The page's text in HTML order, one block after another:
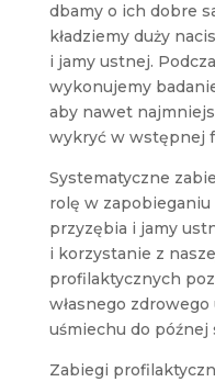
dbamy o ich dobre
kładziemy duży
i jamy ustnej.
wykonujemy
aby nawet
wykryć w wstępnej
Systematyczne
rolę w
przyzębia i jamy
i korzystanie z
profilaktycznych
własnego
uśmiechu do późnej
Zabiegi